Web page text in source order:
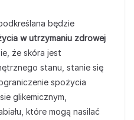
będzie
w utrzymaniu zdrowej
że skóra jest
stanu, stanie się
spożycia
glikemicznym,
które mogą nasilać